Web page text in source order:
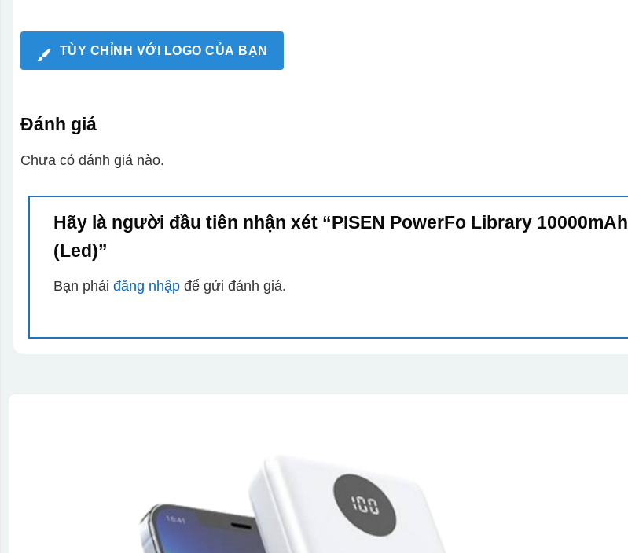
TÙY CHỈNH VỚI LOGO CỦA BẠN
Đánh giá
Chưa có đánh giá nào.
Hãy là người đầu tiên nhận xét “PISEN PowerFo Library 10000mAh
(Led)”
Bạn phải đăng nhậpđể gửi đánh giá.